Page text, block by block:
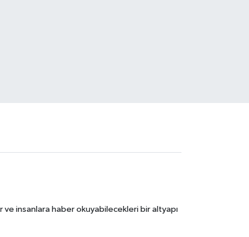
insanlara haber okuyabilecekleri bir altyapı